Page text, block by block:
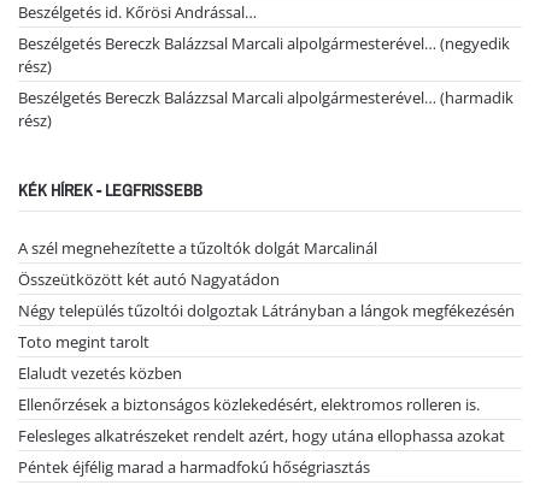
Beszélgetés id. Kőrösi Andrással…
Beszélgetés Bereczk Balázzsal Marcali alpolgármesterével… (negyedik
rész)
Beszélgetés Bereczk Balázzsal Marcali alpolgármesterével… (harmadik
rész)
KÉK HÍREK - LEGFRISSEBB
A szél megnehezítette a tűzoltók dolgát Marcalinál
Összeütközött két autó Nagyatádon
Négy település tűzoltói dolgoztak Látrányban a lángok megfékezésén
Toto megint tarolt
Elaludt vezetés közben
Ellenőrzések a biztonságos közlekedésért, elektromos rolleren is.
Felesleges alkatrészeket rendelt azért, hogy utána ellophassa azokat
Péntek éjfélig marad a harmadfokú hőségriasztás